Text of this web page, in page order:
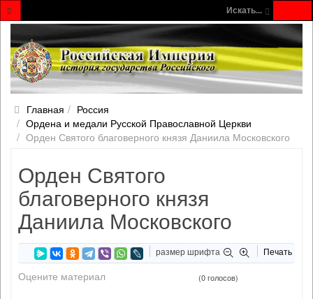
Искать...
Главная
Россия
Ордена и медали Русской Православной Церкви
Орден Святого благоверного князя Даниила Московского
Орден Святого
благоверного князя
Даниила Московского
размер шрифта Печать
Оцените материал (0 голосов)